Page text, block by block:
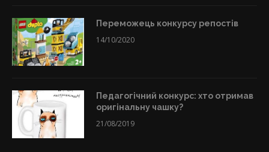
Переможець конкурсу репостів
14/10/2020
Педагогічний конкурс: хто отримав
оригінальну чашку?
21/08/2019